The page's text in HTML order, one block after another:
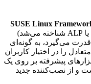
SUSE Linux
(که قبلاً با نام Adaptable Linux Platform یا ALP شناخته می‌شد)
قدرت می‌گیرد، به گونه‌ای
را در اختیار کاربران
پیشرفته بر روی یک
و از نصب‌کننده جدید